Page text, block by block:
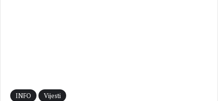
INFO Vijesti